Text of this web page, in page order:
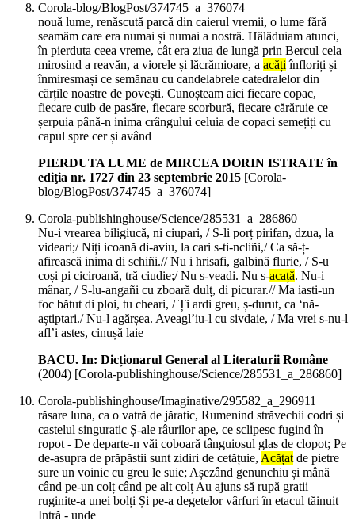
Corola-blog/BlogPost/374745_a_376074
nouă lume, renăscută parcă din caierul vremii, o lume fără
seamăm care era numai și numai a nostră. Hălăduiam atunci,
în pierduta ceea vreme, cât era ziua de lungă prin Bercul cela
mirosind a reavăn, a viorele și lăcrămioare, a acățiînfloriți și
înmiresmași ce semănau cu candelabrele catedralelor din
cărțile noastre de povești. Cunoșteam aici fiecare copac,
fiecare cuib de pasăre, fiecare scorbură, fiecare cărăruie ce
șerpuia până-n inima crângului celuia de copaci semețiți cu
capul spre cer și având
PIERDUTA LUME de MIRCEA DORIN ISTRATE în
ediţia nr. 1727 din 23 septembrie 2015 [Corola-
blog/BlogPost/374745_a_376074]
Corola-publishinghouse/Science/285531_a_286860
Nu-i vrearea biligiucă, ni ciupari, / S-li porț pirifan, dzua, la
videari;/ Niți icoană di-aviu, la cari s-ti-ncliñi,/ Ca să-ț-
afirească inima di schiñi.// Nu i hrisafi, galbină flurie, / S-u
coși pi ciciroană, tră ciudie;/ Nu s-veadi. Nu s-acață. Nu-i
mânar, / S-lu-angañi cu zboară dulț, di picurar.// Ma iasti-un
foc bătut di ploi, tu cheari, / Ți ardi greu, ș-durut, ca ‘nă-
aștiptari./ Nu-l agărșea. Aveagl’iu-l cu sivdaie, / Ma vrei s-nu-l
afl’i astes, cinușă laie
BACU. In: Dicționarul General al Literaturii Române
(2004) [Corola-publishinghouse/Science/285531_a_286860]
Corola-publishinghouse/Imaginative/295582_a_296911
răsare luna, ca o vatră de jăratic, Rumenind străvechii codri și
castelul singuratic Ș-ale râurilor ape, ce sclipesc fugind în
ropot - De departe-n văi coboară tânguiosul glas de clopot; Pe
de-asupra de prăpăstii sunt zidiri de cetățuie, Acățatde pietre
sure un voinic cu greu le suie; Așezând genunchiu și mână
când pe-un colț când pe alt colț Au ajuns să rupă gratii
ruginite-a unei bolți Și pe-a degetelor vârfuri în etacul tăinuit
Intră - unde